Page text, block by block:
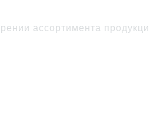
ассортимента